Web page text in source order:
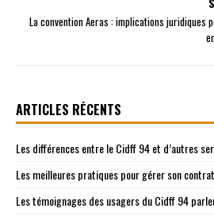
La convention Aeras : implications juridiques
ARTICLES RÉCENTS
Les différences entre le Cidff 94 et d’autres
Les meilleures pratiques pour gérer son
Les témoignages des usagers du Cidff 94